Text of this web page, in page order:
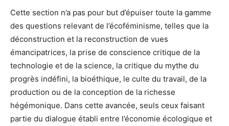
Cette section n’a pas pour but d’épuiser toute la gamme
des questions relevant de l’écoféminisme, telles que la
déconstruction et la reconstruction de vues
émancipatrices, la prise de conscience critique de la
technologie et de la science, la critique du mythe du
progrès indéfini, la bioéthique, le culte du travail, de la
production ou de la conception de la richesse
hégémonique. Dans cette avancée, seuls ceux faisant
partie du dialogue établi entre l’économie écologique et